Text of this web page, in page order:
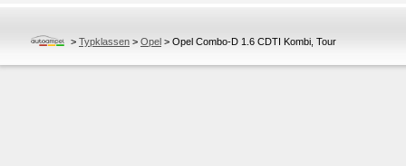
> Typklassen > Opel > Opel Combo-D 1.6 CDTI Kombi, Tour